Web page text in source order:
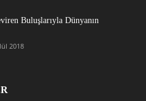
Buluşlarıyla Dünyanın
2018